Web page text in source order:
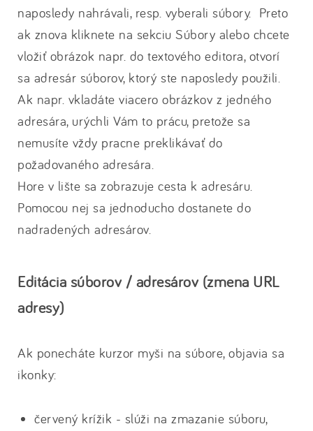
naposledy nahrávali, resp. vyberali súbory. Preto
ak znova kliknete na sekciu Súbory alebo chcete
vložiť obrázok napr. do textového editora, otvorí
sa adresár súborov, ktorý ste naposledy použili.
Ak napr. vkladáte viacero obrázkov z jedného
adresára, urýchli Vám to prácu, pretože sa
nemusíte vždy pracne preklikávať do
požadovaného adresára.
Hore v lište sa zobrazuje cesta k adresáru.
Pomocou nej sa jednoducho dostanete do
nadradených adresárov.
Editácia súborov / adresárov (zmena URL
adresy)
Ak ponecháte kurzor myši na súbore, objavia sa
ikonky:
červený krížik - slúži na zmazanie súboru,